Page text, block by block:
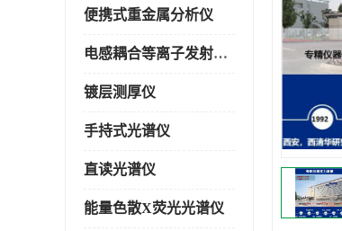
便携式重金属分析仪
电感耦合等离子发射光谱仪
镀层测厚仪
手持式光谱仪
直读光谱仪
能量色散X荧光光谱仪